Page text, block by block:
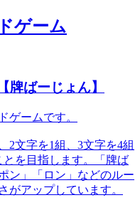
牌ばーじょん】
ゲームです。
2文字を1組、3文字を4組
を目指します。「牌ば
ン」「ロン」などのルー
がアップしています。